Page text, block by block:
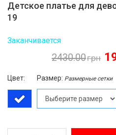
Детское платье для
19
Заканчивается
2430.00
Цвет: Размер: Размерные сетки